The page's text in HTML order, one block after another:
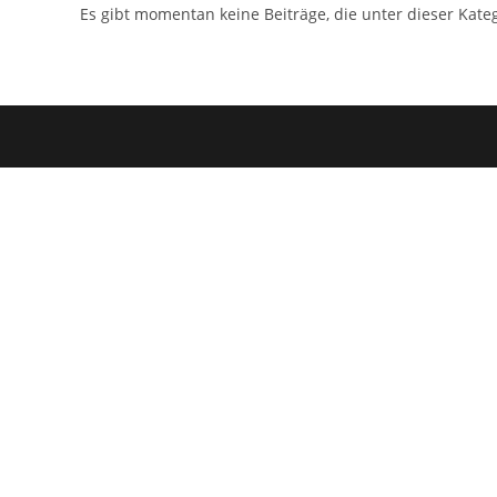
Es gibt momentan keine Beiträge, die unter dieser